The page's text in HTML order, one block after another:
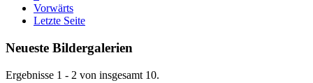
Vorwärts
Letzte Seite
Neueste Bildergalerien
Ergebnisse 1 - 2 von insgesamt 10.